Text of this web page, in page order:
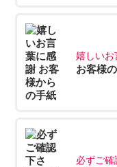
嬉しいお
お客様
必ずご確